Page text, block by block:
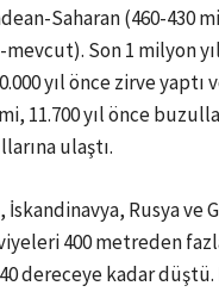
Saharan (460-430
Son 1 milyon
yıl önce zirve yaptı
11.700 yıl önce
ulaştı.
Rusya ve
400 metreden
dereceye kadar düştü.